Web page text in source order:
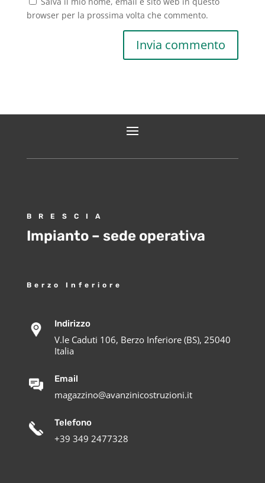
browser per la prossima volta che commento.
BRESCIA
Impianto – sede operativa
Berzo Inferiore
Indirizzo
V.le Caduti 106, Berzo Inferiore (BS), 25040
Italia
Email
magazzino@avanzinicostruzioni.it
Telefono
+39 349 2477328